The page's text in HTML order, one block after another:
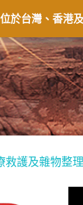
於台灣、香港
常見問
救護及雜物整